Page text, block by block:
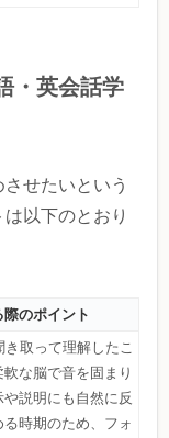
・英会話学
せたいという
以下のとおり
のポイント
取って理解したこ
な脳で音を固まり
説明にも自然に反
時期のため、フォ